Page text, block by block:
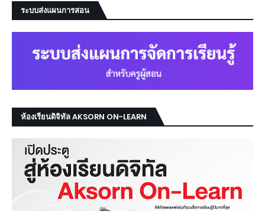
ระบบส่งแผนการสอน
ห้องเรียนดิจิทัล AKSORN ON-LEARN